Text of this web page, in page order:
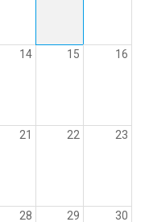
14 15 16
21 22 23
28 29 30